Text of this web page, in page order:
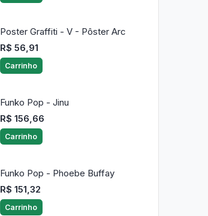
Poster Graffiti - V - Pôster Arc
R$ 56,91
Carrinho
Funko Pop - Jinu
R$ 156,66
Carrinho
Funko Pop - Phoebe Buffay
R$ 151,32
Carrinho